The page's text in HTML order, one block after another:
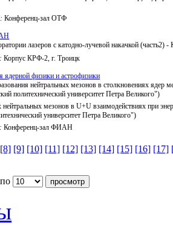
Конференц-зал ОТФ
лазеров с катодно-лучевой накачкой (часть2)
Корпус КРФ-2, г. Троицк
ядерной физики и астрофизики
нейтральных мезонов в столкновениях
политехнический университет Петра Великого")
нейтральных мезонов в U+U взаимодействиях при
университет Петра Великого")
Конференц-зал ФИАН
[8] [9] [10] [11] [12] [13] [14] [15] [16] [17]